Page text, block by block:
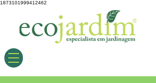
1873101999412462